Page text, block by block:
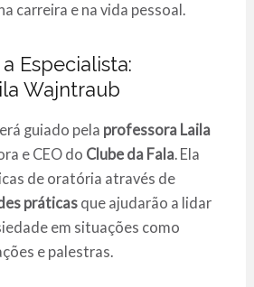
carreira e na vida pessoal.
Especialista:
Wajntraub
guiado pela professora Laila
e CEO do Clube da Fala . Ela
de oratória através de
práticas que ajudarão a lidar
em situações como
e palestras.